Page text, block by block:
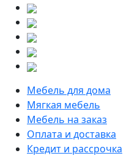
Мебель для дома
Мягкая мебель
Мебель на заказ
Оплата и доставка
Кредит и рассрочка